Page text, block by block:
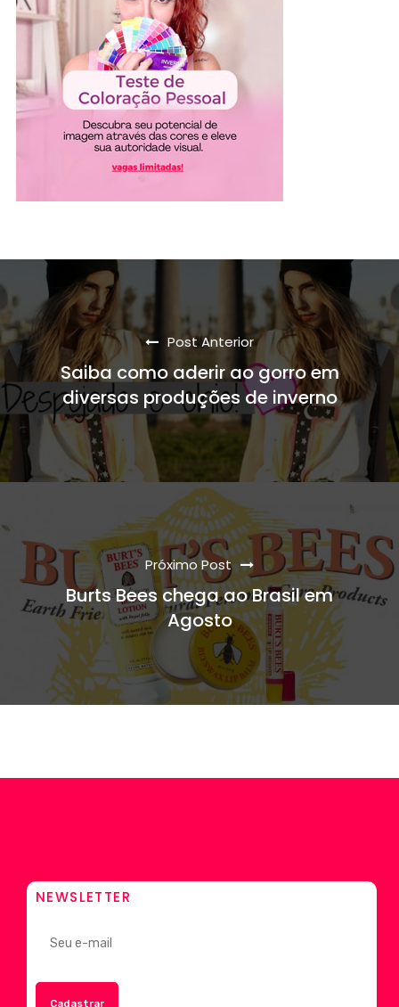
Post Anterior
Saiba como aderir ao gorro em
diversas produções de inverno
Próximo Post
Burts Bees chega ao Brasil em
Agosto
NEWSLETTER